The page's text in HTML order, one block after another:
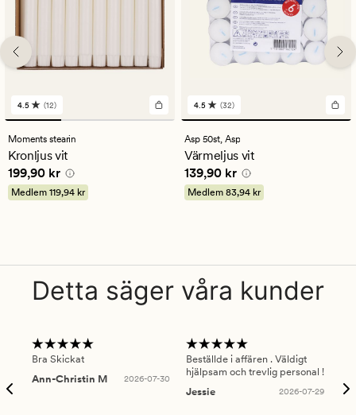
12
omdömen
med
ett
genomsnittligt
betyg
på
4.5
4.5 (12)
Moments stearin
Kronljus vit
Pris 199,90 kr
199,90 kr
Medlem 119,94 kr
32
omdömen
med
ett
genomsnittligt
betyg
på
4.5
4.5 (32)
Asp 50st, Asp
Värmeljus vit
Pris 139,90 kr
139,90 kr
Medlem 83,94 kr
Detta säger våra kunder
Bra Skickat
Ann-Christin M
2026-07-30
Beställde i affären . Väldigt
hjälpsam och trevlig personal !
Jessie
2026-07-29